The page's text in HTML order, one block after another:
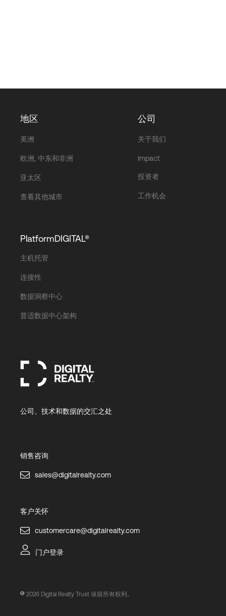
地区
美洲
欧洲, 中东和非洲
亚太区
查看其他城市
公司
关于我们
Impact
投资者
工作机会
PlatformDIGITAL®
主机托管
连接性
数据洞察中心
普适数据中心架构
公司、技术和数据的交汇之处
销售咨询
sales@digitalrealty.com
客户关怀
customercare@digitalrealty.com
门户登录
2026 Digital Realty Trust 保留所有权利。